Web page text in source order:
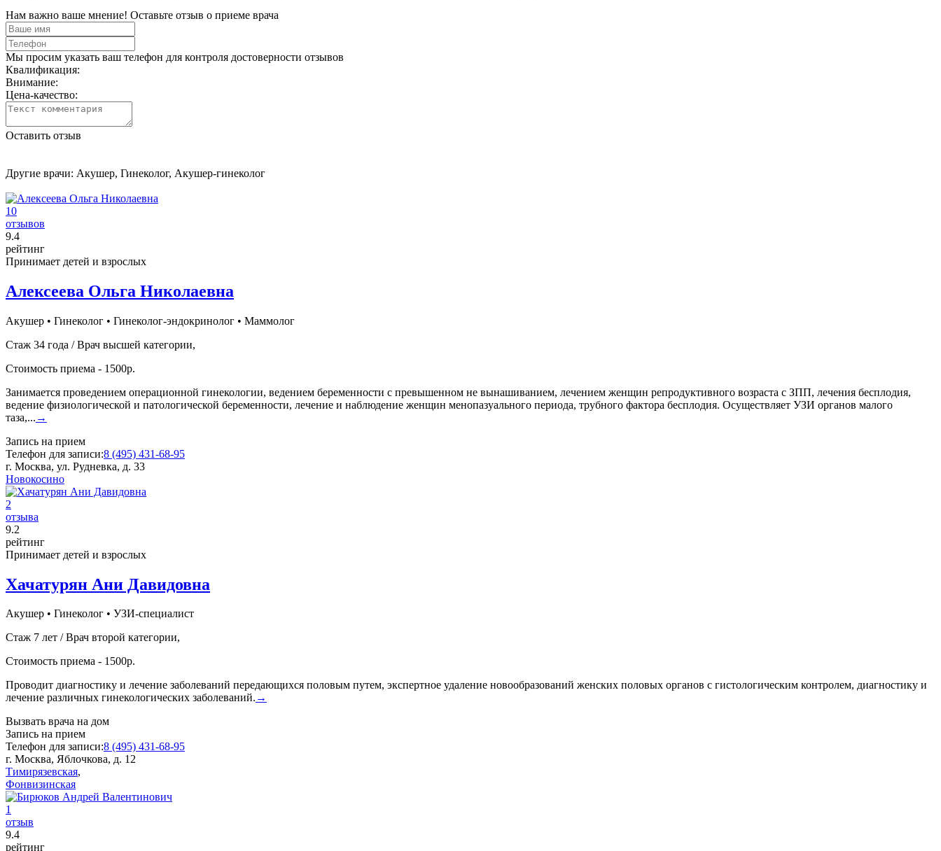
Нам важно ваше мнение! Оставьте отзыв о приеме врача
Мы просим указать ваш телефон для контроля достоверности отзывов
Квалификация:
Внимание:
Цена-качество:
Оставить отзыв
Другие врачи: Акушер, Гинеколог, Акушер-гинеколог
10
отзывов
9.4
рейтинг
Принимает детей и взрослых
Алексеева Ольга Николаевна
Акушер • Гинеколог • Гинеколог-эндокринолог • Маммолог
Стаж 34 года / Врач высшей категории,
Стоимость приема - 1500р.
Занимается проведением операционной гинекологии, ведением беременности с превышенном не вынашиванием, лечением женщин репродуктивного возраста с ЗПП, лечения бесплодия,
ведение физиологической и патологической беременности, лечение и наблюдение женщин менопазуального периода, трубного фактора бесплодия. Осуществляет УЗИ органов малого
таза,... →
Запись на прием
Телефон для записи:8 (495) 431-68-95
г. Москва, ул. Рудневка, д. 33
Новокосино
2
отзыва
9.2
рейтинг
Принимает детей и взрослых
Хачатурян Ани Давидовна
Акушер • Гинеколог • УЗИ-специалист
Стаж 7 лет / Врач второй категории,
Стоимость приема - 1500р.
Проводит диагностику и лечение заболеваний передающихся половым путем, экспертное удаление новообразований женских половых органов с гистологическим контролем, диагностику и
лечение различных гинекологических заболеваний. →
Вызвать врача на дом
Запись на прием
Телефон для записи:8 (495) 431-68-95
г. Москва, Яблочкова, д. 12
Тимирязевская,
Фонвизинская
1
отзыв
9.4
рейтинг